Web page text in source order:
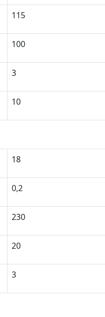
115
100
3
10
18
0,2
230
20
3